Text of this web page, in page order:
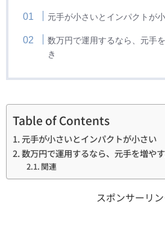
元手が小さいとインパクトが
数万円で運用するなら、元手
き
Table of Contents
元手が小さいとインパクトが小さい
数万円で運用するなら、元手を増や
関連
スポンサーリ